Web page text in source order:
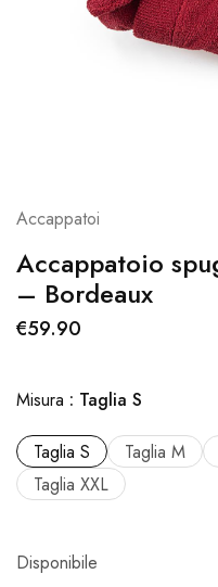
Accappatoi
Accappatoio
– Bordeaux
€59.90
Misura Taglia S
Taglia S Taglia M
Taglia XXL
Disponibile